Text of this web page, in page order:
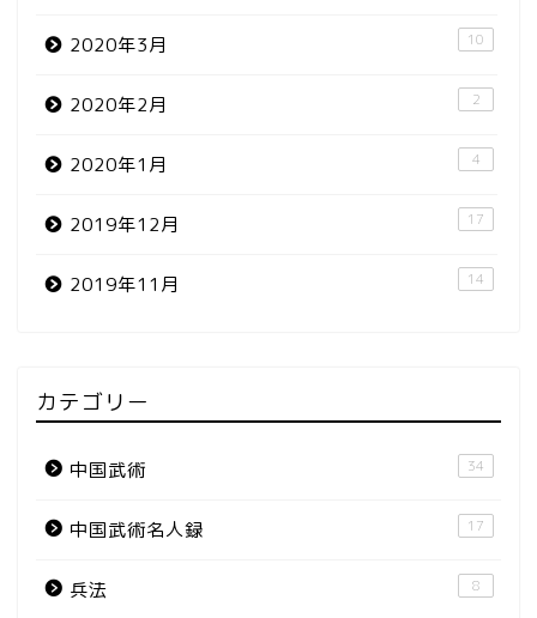
2020年3月 10
2020年2月 2
2020年1月 4
2019年12月 17
2019年11月 14
カテゴリー
中国武術 34
中国武術名人録 17
兵法 8